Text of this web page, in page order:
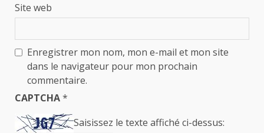
Site web
Enregistrer mon nom, mon e-mail et mon site
dans le navigateur pour mon prochain
commentaire.
CAPTCHA*
Saisissez le texte affiché ci-dessus: